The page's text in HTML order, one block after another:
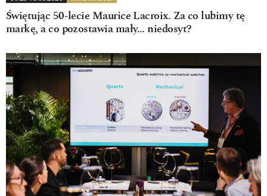
Świętując 50-lecie Maurice Lacroix. Za co lubimy tę
markę, a co pozostawia mały… niedosyt?